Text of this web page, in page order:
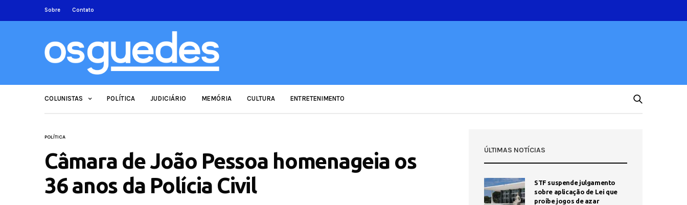
Sobre Contato
COLUNISTAS POLÍTICA JUDICIÁRIO MEMÓRIA CULTURA ENTRETENIMENTO
POLÍTICA
Câmara de João Pessoa homenageia os
36 anos da Polícia Civil
ÚLTIMAS NOTÍCIAS
STF suspende julgamento
sobre aplicação de Lei que
proíbe jogos de azar